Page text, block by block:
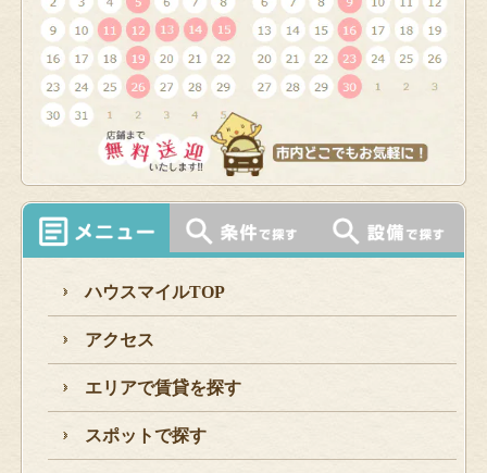
ハウスマイルTOP
アクセス
エリアで賃貸を探す
スポットで探す